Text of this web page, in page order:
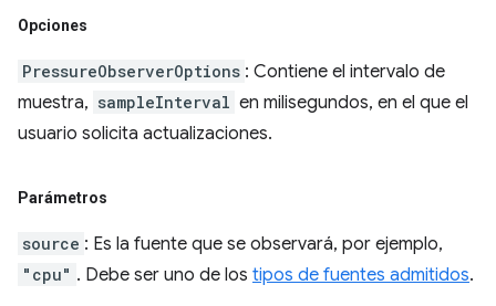
Opciones
PressureObserverOptions : Contiene el intervalo de
muestra, sampleInterval en milisegundos, en el que el
usuario solicita actualizaciones.
Parámetros
source : Es la fuente que se observará, por ejemplo,
"cpu" . Debe ser uno de los tipos de fuentes admitidos.